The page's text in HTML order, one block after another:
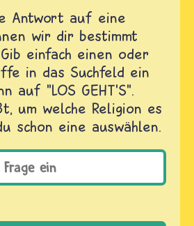
Antwort auf eine
wir dir bestimmt
einfach einen oder
in das Suchfeld ein
auf "LOS GEHT'S".
um welche Religion es
schon eine auswählen.